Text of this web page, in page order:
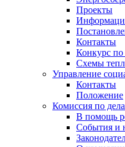
Проекты
Контакты
Конкурс
Схемы
Управление
Контакты
Положение
Комиссия по
В помощь
События и